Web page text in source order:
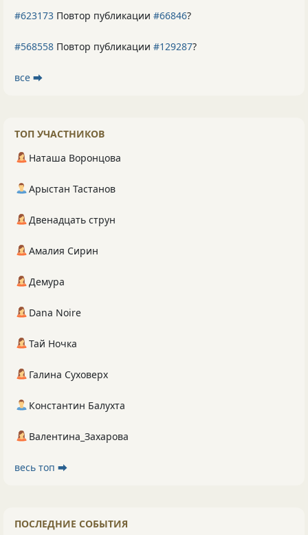
#623173 Повтор публикации #66846?
#568558 Повтор публикации #129287?
все ⮕
ТОП УЧАСТНИКОВ
Наташа Воронцова
Арыстан Тастанов
Двенадцать струн
Амалия Сирин
Демура
Dana Noire
Тай Ночка
Галина Суховерх
Константин Балухта
Валентина_Захарова
весь топ ⮕
ПОСЛЕДНИЕ СОБЫТИЯ